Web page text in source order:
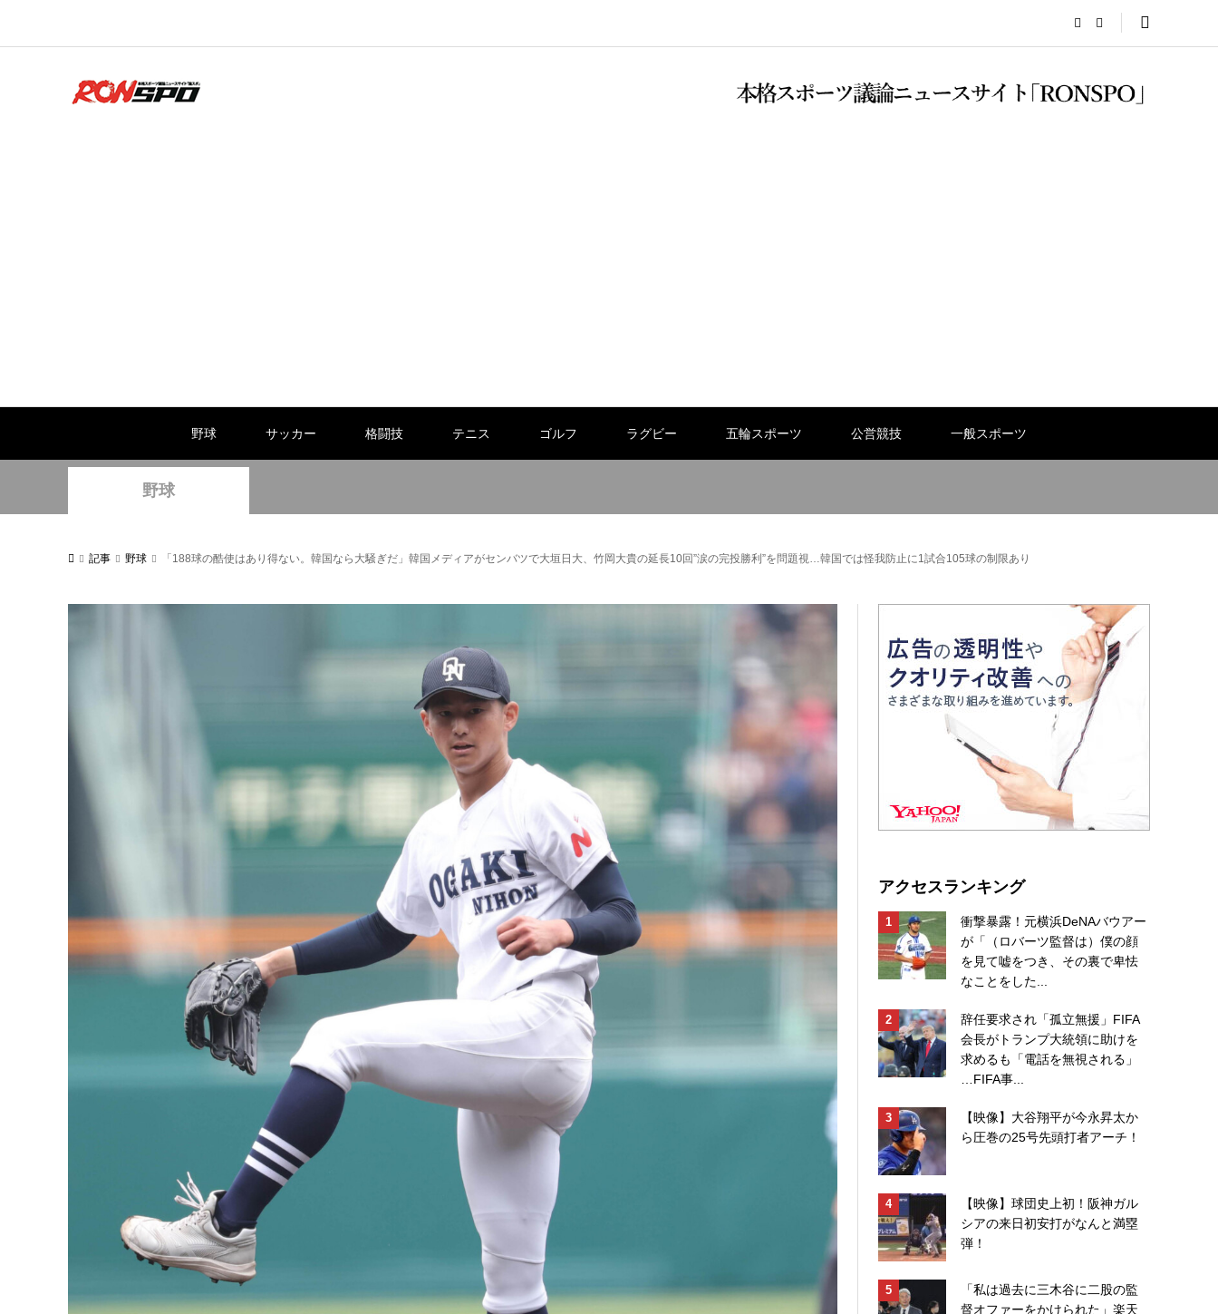
野球 サッカー 格闘技 テニス ゴルフ ラグビー 五輪スポーツ 公営競技 一般スポーツ
野球
記事 野球 「188球の酷使はあり得ない。韓国なら大騒ぎだ」韓国メディアがセンバツで大垣日大、竹岡大貴の延長10回”涙の完投勝利”を問題視…韓国では怪我防止に1試合105球の制限あり
アクセスランキング
衝撃暴露！元横浜DeNAバウアー
が「（ロバーツ監督は）僕の顔
を見て嘘をつき、その裏で卑怯
なことをした...
辞任要求され「孤立無援」FIFA
会長がトランプ大統領に助けを
求めるも「電話を無視される」
…FIFA事...
【映像】大谷翔平が今永昇太か
ら圧巻の25号先頭打者アーチ！
【映像】球団史上初！阪神ガル
シアの来日初安打がなんと満塁
弾！
「私は過去に三木谷に二股の監
督オファーをかけられた」楽天